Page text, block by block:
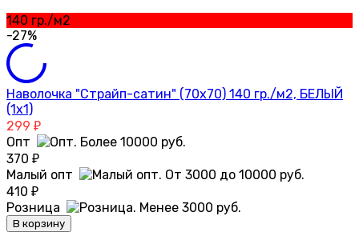
140 гр./м2
-27%
Наволочка "Страйп-сатин" (70х70) 140 гр./м2, БЕЛЫЙ
(1х1)
299 ₽
Опт
370 ₽
Малый опт
410 ₽
Розница
В корзину